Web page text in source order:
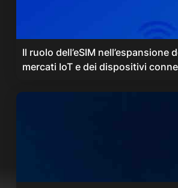
Il ruolo dell’eSIM nell’espansione
mercati IoT e dei dispositivi